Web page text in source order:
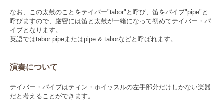
なお、この太鼓のことをテイバー"tabor"と呼び、笛をパイプ"pipe"と
呼びますので、厳密には笛と太鼓が一緒になって初めてテイバー・パ
イプとなります。
英語ではtabor pipeまたはpipe & taborなどと呼ばれます。
演奏について
テイバー・パイプはティン・ホイッスルの左手部分だけしかない楽器
だと考えることができます。